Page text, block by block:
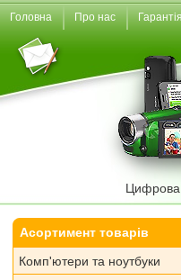
Головна Про нас
Цифрова
Асортимент товарів
Комп'ютери та ноутбуки